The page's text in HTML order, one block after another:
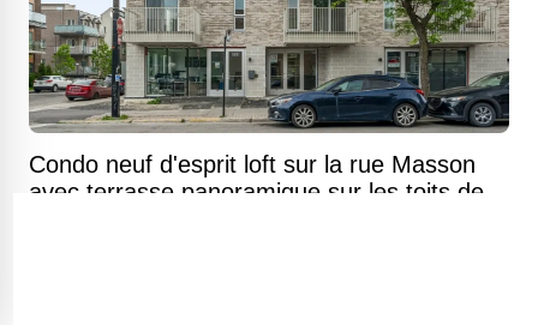
Condo neuf d'esprit loft sur la rue Masson
avec terrasse panoramique sur les toits de